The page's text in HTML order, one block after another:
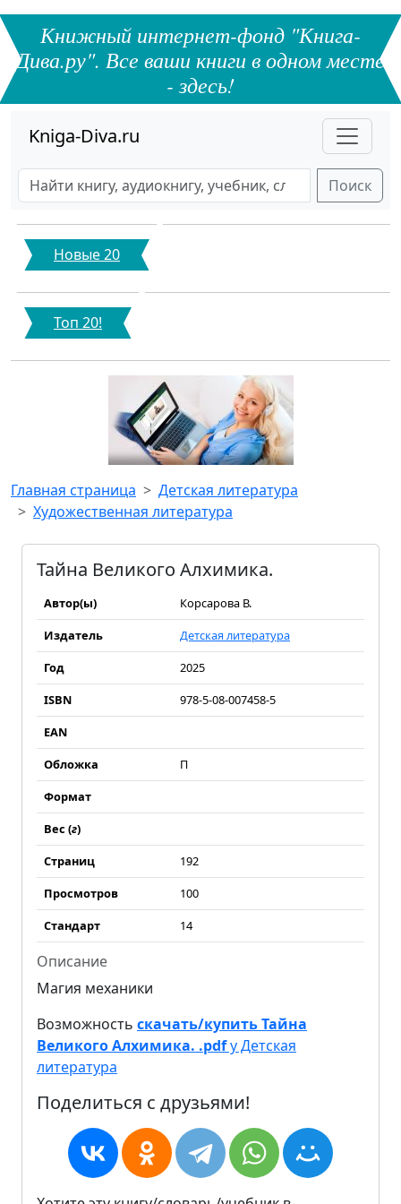
Книжный интернет-фонд "Книга-
Дива.ру". Все ваши книги в одном месте
- здесь!
Kniga-Diva.ru
Поиск
Новые 20
Топ 20!
Главная страница
Детская литература
Художественная литература
Тайна Великого Алхимика.
Автор(ы)
Корсарова В.
Издатель
Детская литература
Год
2025
ISBN
978-5-08-007458-5
EAN
Обложка
П
Формат
Вес (г)
Страниц
192
Просмотров
100
Стандарт
14
Описание
Магия механики
Возможность скачать/купить Тайна
Великого Алхимика. .pdfу Детская
литература
Поделиться с друзьями!